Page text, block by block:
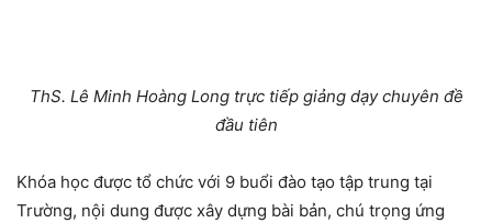
ThS. Lê Minh Hoàng Long trực tiếp giảng dạychuyên đề
đầu tiên
Khóa học được tổ chức với 9 buổi đào tạo tập trung tại
Trường, nội dung được xây dựng bài bản, chú trọng ứng